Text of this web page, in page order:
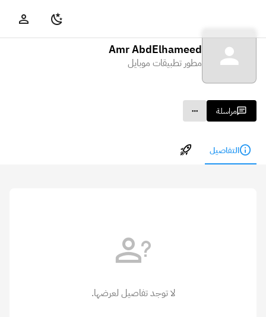
Amr AbdElhameed
مطور تطبيقات موبايل
مراسلة
التفاصيل
لا توجد تفاصيل لعرضها.